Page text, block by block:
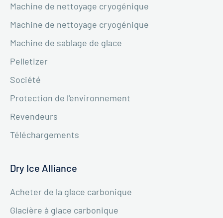
Machine de nettoyage cryogénique
Machine de nettoyage cryogénique
Machine de sablage de glace
Pelletizer
Société
Protection de l'environnement
Revendeurs
Téléchargements
Dry Ice Alliance
Acheter de la glace carbonique
Glacière à glace carbonique